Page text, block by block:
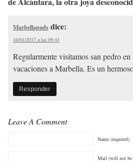
Marbellapads dice:
16/01/2017 a las 09:43
Regularmente visitamos san pedro en
vacaciones a Marbella. Es un
Responder
Leave A Comment
Name (required)
Mail (will not be